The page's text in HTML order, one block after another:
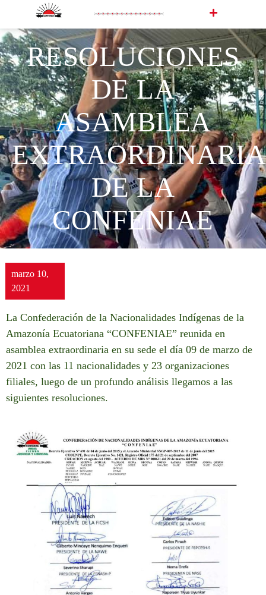
RESOLUCIONES
DE LA
ASAMBLEA
EXTRAORDINARIA
DE LA
CONFENIAE
marzo 10,
2021
La Confederación de la Nacionalidades Indígenas de la
Amazonía Ecuatoriana “CONFENIAE” reunida en
asamblea extraordinaria en su sede el día 09 de marzo de
2021 con las 11 nacionalidades y 23 organizaciones
filiales, luego de un profundo análisis llegamos a las
siguientes resoluciones.